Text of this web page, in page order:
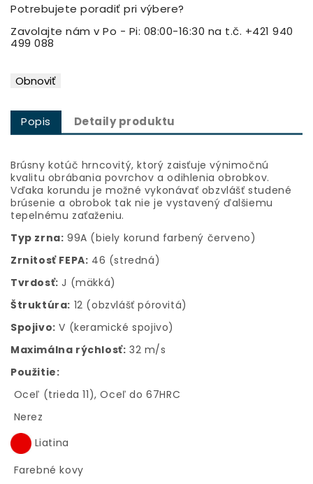
Potrebujete poradiť pri výbere?
Zavolajte nám v Po - Pi: 08:00-16:30 na t.č. +421 940
499 088
Popis Detaily produktu
Brúsny kotúč hrncovitý, ktorý zaisťuje výnimočnú
kvalitu obrábania povrchov a odihlenia obrobkov.
Vďaka korundu je možné vykonávať obzvlášť studené
brúsenie a obrobok tak nie je vystavený ďalšiemu
tepelnému zaťaženiu.
Typ zrna: 99A (biely korund farbený červeno)
Zrnitosť FEPA: 46 (stredná)
Tvrdosť: J (mäkká)
Štruktúra: 12 (obzvlášť pórovitá)
Spojivo: V (keramické spojivo)
Maximálna rýchlosť: 32 m/s
Použitie:
Oceľ (trieda 11), Oceľ do 67HRC
Nerez
Liatina
Farebné kovy